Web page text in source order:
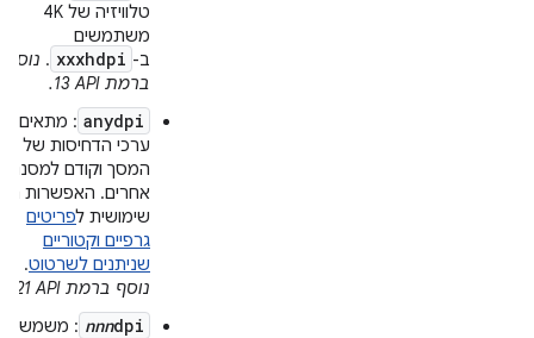
טלוויזיה של 4K
משתמשים
ב- xxxhdpi
. נוסף
ברמת API‏ 13.
anydpi : מתאים
ערכי הדחיסות של
המסך וקודם למסננים
אחרים. האפשרות
שימושית לפריטים
גרפיים וקטוריים
שניתנים לשרטוט.
נוסף ברמת API‏ 21.
nnndpi
: משמש